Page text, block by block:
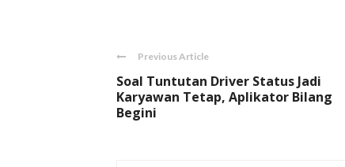
Previous Article
Soal Tuntutan Driver Status Jadi
Karyawan Tetap, Aplikator Bilang
Begini